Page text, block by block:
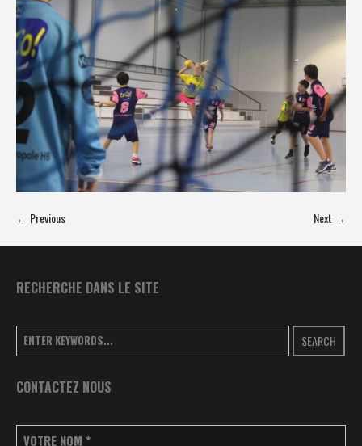
← Previous Next →
RECHERCHE DANS LE SITE
SEARCH
CONTACTEZ NOUS
VOTRE NOM *